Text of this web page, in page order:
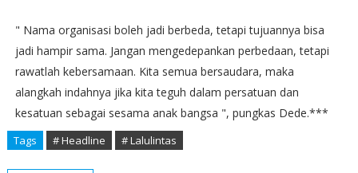
" Nama organisasi boleh jadi berbeda, tetapi tujuannya bisa
jadi hampir sama. Jangan mengedepankan perbedaan, tetapi
rawatlah kebersamaan. Kita semua bersaudara, maka
alangkah indahnya jika kita teguh dalam persatuan dan
kesatuan sebagai sesama anak bangsa ", pungkas Dede.***
Tags # Headline # Lalulintas